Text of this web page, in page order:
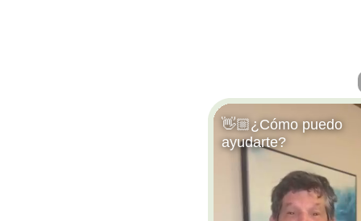
👋🏼¿Cómo puedo
ayudarte?